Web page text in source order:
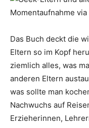
Das Buch deckt die
Eltern so im Kopf
ziemlich alles, was
anderen Eltern
was sollte man
Nachwuchs auf
Erzieherinnen,